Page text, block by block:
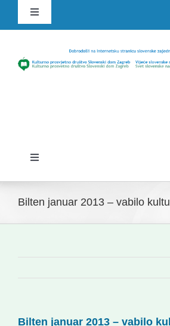
content
Toggle
Navigation
Toggle
Novice
Bilten januar 2013 – vabilo
Bilten januar 2013 – vabilo